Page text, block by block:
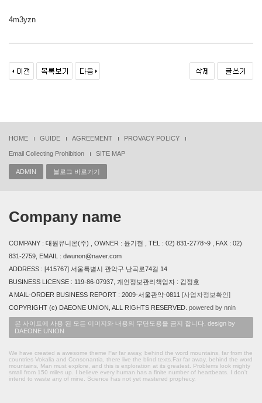
4m3yzn
HOME GUIDE AGREEMENT PROVACY POLICY
Email Collecting Prohibition SITE MAP
ADMIN 블로그 바로가기
Company name
COMPANY : 대원유니온(주) , OWNER : 윤기현 , TEL : 02) 831-2778~9 , FAX : 02)
831-2759, EMAIL : dwunon@naver.com
ADDRESS : [415767] 서울특별시 관악구 난곡로74길 14
BUSINESS LICENSE : 119-86-07937, 개인정보관리책임자 : 김정호
A MAIL-ORDER BUSINESS REPORT : 2009-서울관악-0811 [사업자정보확인]
COPYRIGHT (c) DAEONE UNION, ALL RIGHTS RESERVED. powered by nnin
본 사이트에 사용 된 모든 이미지와 내용의 무단도용을 금지 합니다. design by
DAEONE UNION
We have created a awesome theme Far far away, behind the word mountains, far from the
countries Vokalia and Consonantia, there live the blind texts.Far far away, behind the word
mountains, Man must explore, and this is exploration at its greatest. Problems look mighty
small from 150 miles up. I believe every human has a finite number of heartbeats. I don't
intend to waste any of mine. Science has not yet mastered prophecy.